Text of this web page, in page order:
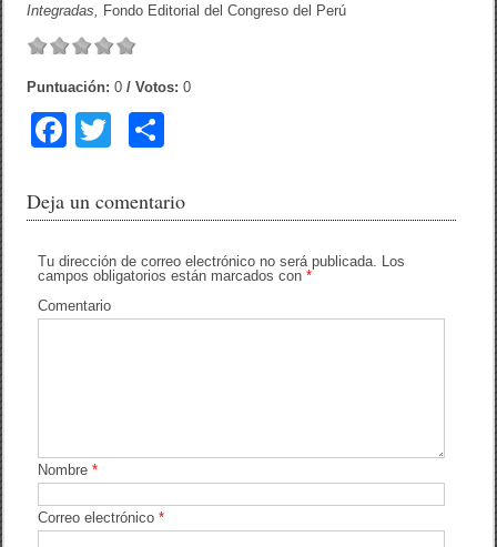
Integradas,
Fondo Editorial del Congreso del Perú
Puntuación:0 / Votos:0
F
c
b
o
tt
m
ar
Deja un comentario
Tu dirección de correo electrónico no será publicada.
Los
campos obligatorios están marcados con*
Comentario
Nombre*
Correo electrónico*